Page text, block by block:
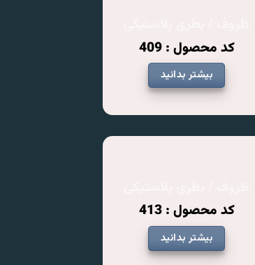
کد محصول : 409
بیشتر بدانید
کد محصول : 413
بیشتر بدانید